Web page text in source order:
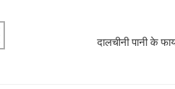
दालचीनी पानी के